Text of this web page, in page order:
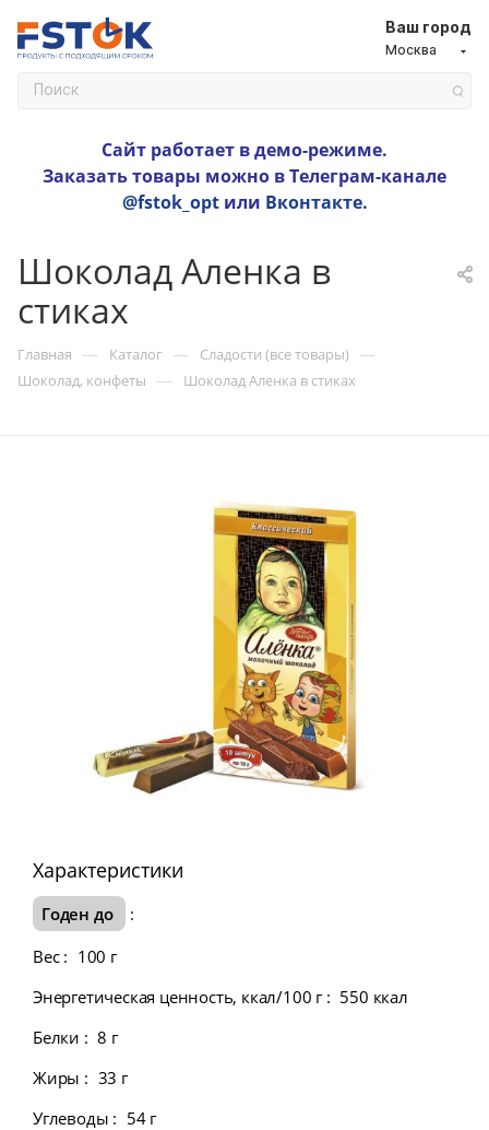
Ваш город
Москва
Сайт работает в демо-режиме.
Заказать товары можно в Телеграм-канале
@fstok_optили Вконтакте.
Шоколад Аленка в
стиках
Главная — Каталог — Сладости (все товары) —
Шоколад, конфеты — Шоколад Аленка в стиках
Характеристики
Годен до
:
Вес : 100 г
Энергетическая ценность, ккал/100 г : 550 ккал
Белки : 8 г
Жиры : 33 г
Углеводы : 54 г